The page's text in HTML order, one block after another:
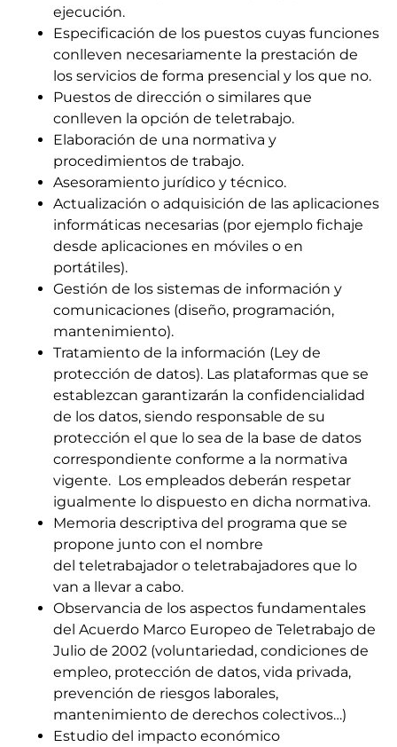
ejecución.
Especificación de los puestos cuyas funciones
conlleven necesariamente la prestación de
los servicios de forma presencial y los que no.
Puestos de dirección o similares que
conlleven la opción de teletrabajo.
Elaboración de una normativa y
procedimientos de trabajo.
Asesoramiento jurídico y técnico.
Actualización o adquisición de las aplicaciones
informáticas necesarias (por ejemplo fichaje
desde aplicaciones en móviles o en
portátiles).
Gestión de los sistemas de información y
comunicaciones (diseño, programación,
mantenimiento).
Tratamiento de la información (Ley de
protección de datos). Las plataformas que se
establezcan garantizarán la confidencialidad
de los datos, siendo responsable de su
protección el que lo sea de la base de datos
correspondiente conforme a la normativa
vigente. Los empleados deberán respetar
igualmente lo dispuesto en dicha normativa.
Memoria descriptiva del programa que se
propone junto con el nombre
del teletrabajador o teletrabajadores que lo
van a llevar a cabo.
Observancia de los aspectos fundamentales
del Acuerdo Marco Europeo de Teletrabajo de
Julio de 2002 (voluntariedad, condiciones de
empleo, protección de datos, vida privada,
prevención de riesgos laborales,
mantenimiento de derechos colectivos…)
Estudio del impacto económico